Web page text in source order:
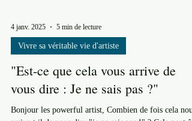
4 janv. 2025 5 min de lecture
Vivre sa véritable vie d'artiste